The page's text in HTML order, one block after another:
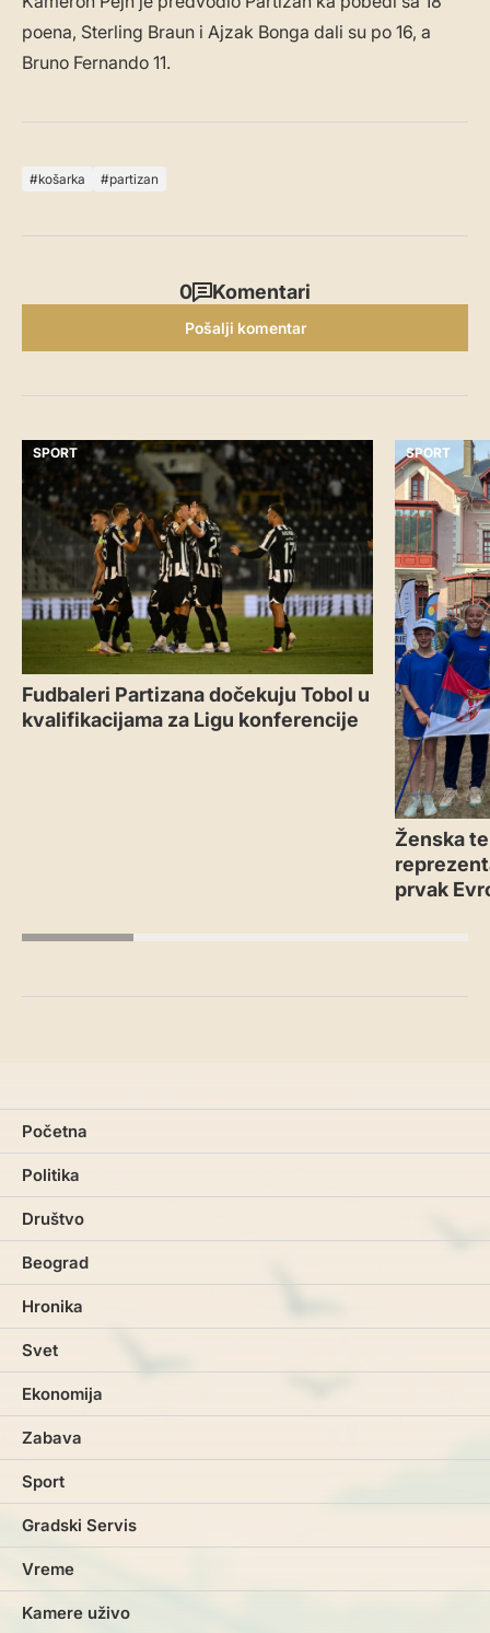
poena, Sterling Braun i Ajzak Bonga dali su po 16, a
Bruno Fernando 11.
košarka partizan
0 Komentari
Pošalji komentar
SPORT
Fudbaleri Partizana dočekuju Tobol u
kvalifikacijama za Ligu konferencije
SPORT
Ženska
prvak
Početna
Politika
Društvo
Beograd
Hronika
Svet
Ekonomija
Zabava
Sport
Gradski Servis
Vreme
Kamere uživo